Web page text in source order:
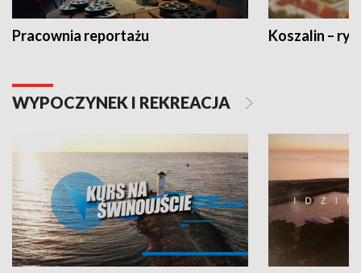
Pracownia reportażu Koszalin –
WYPOCZYNEK I REKREACJA